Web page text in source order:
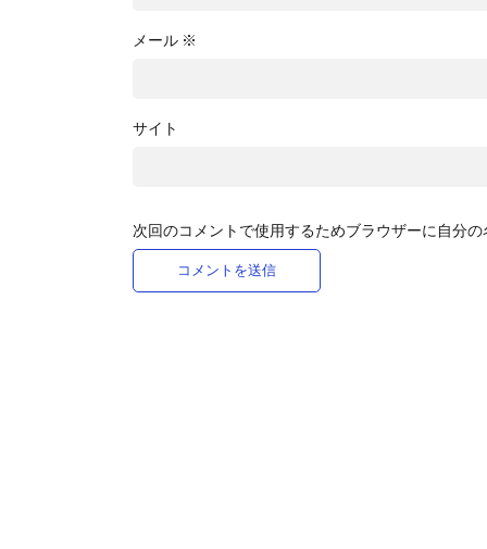
メール ※
サイト
次回のコメントで使用するためブラウザーに自分